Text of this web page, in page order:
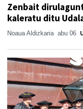
Zenbait
kaleratu ditu
Noaua Aldizkaria abu 06